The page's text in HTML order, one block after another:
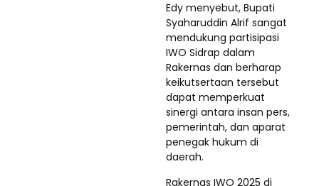
Edy menyebut, Bupati
Syaharuddin Alrif sangat
mendukung partisipasi
IWO Sidrap dalam
Rakernas dan berharap
keikutsertaan tersebut
dapat memperkuat
sinergi antara insan pers,
pemerintah, dan aparat
penegak hukum di
daerah.
Rakernas IWO 2025 di